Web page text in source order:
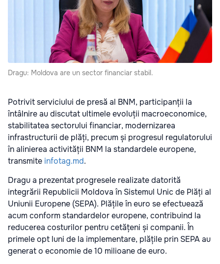
Dragu: Moldova are un sector financiar stabil.
Potrivit serviciului de presă al BNM, participanții la
întâlnire au discutat ultimele evoluții macroeconomice,
stabilitatea sectorului financiar, modernizarea
infrastructurii de plăți, precum și progresul regulatorului
în alinierea activității BNM la standardele europene,
transmite infotag.md.
Dragu a prezentat progresele realizate datorită
integrării Republicii Moldova în Sistemul Unic de Plăți al
Uniunii Europene (SEPA). Plățile în euro se efectuează
acum conform standardelor europene, contribuind la
reducerea costurilor pentru cetățeni și companii. În
primele opt luni de la implementare, plățile prin SEPA au
generat o economie de 10 milioane de euro.